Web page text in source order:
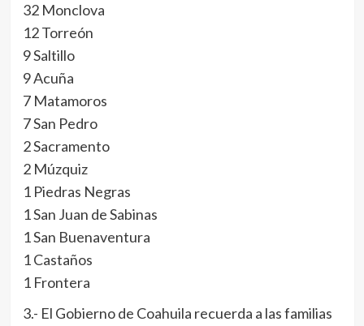
32 Monclova
12 Torreón
9 Saltillo
9 Acuña
7 Matamoros
7 San Pedro
2 Sacramento
2 Múzquiz
1 Piedras Negras
1 San Juan de Sabinas
1 San Buenaventura
1 Castaños
1 Frontera
3.- El Gobierno de Coahuila recuerda a las familias